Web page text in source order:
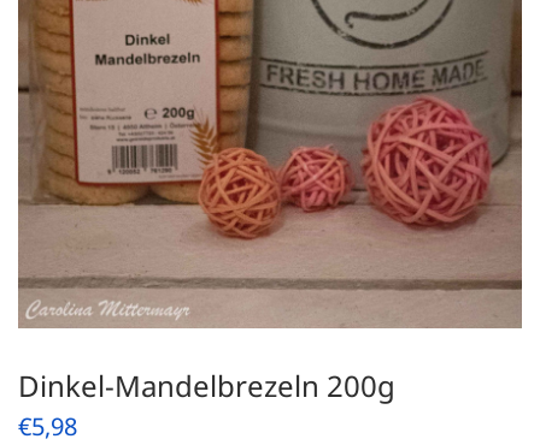
Dinkel-Mandelbrezeln 200g
€5,98